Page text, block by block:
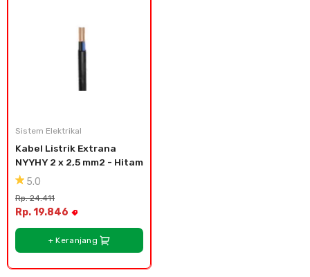
Sistem Elektrikal
Kabel Listrik Extrana
NYYHY 2 x 2,5 mm2 - Hitam
5.0
Rp. 24.411
Rp. 19.846
+ Keranjang